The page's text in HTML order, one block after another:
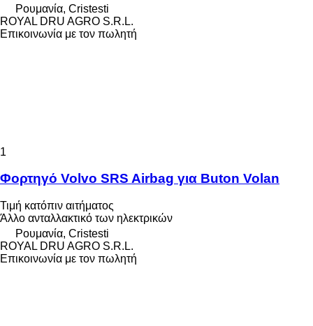
Ρουμανία, Cristesti
ROYAL DRU AGRO S.R.L.
Επικοινωνία με τον πωλητή
1
Φορτηγό Volvo SRS Airbag για Buton Volan
Τιμή κατόπιν αιτήματος
Άλλο ανταλλακτικό των ηλεκτρικών
Ρουμανία, Cristesti
ROYAL DRU AGRO S.R.L.
Επικοινωνία με τον πωλητή